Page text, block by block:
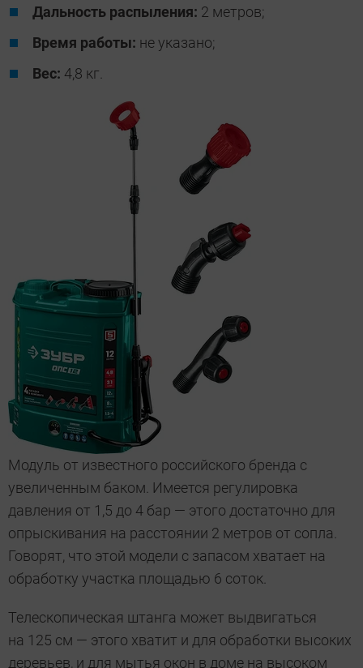
Дальность распыления: 2 метров;
Время работы: не указано;
Вес: 4,8 кг.
Модуль от известного российского бренда с
увеличенным баком. Имеется регулировка
давления от 1,5 до 4 бар — этого достаточно для
опрыскивания на расстоянии 2 метров от сопла.
Говорят, что этой модели с запасом хватает на
обработку участка площадью 6 соток.
Телескопическая штанга может выдвигаться
на 125 см — этого хватит и для обработки высоких
деревьев, и для мытья окон в доме на высоком